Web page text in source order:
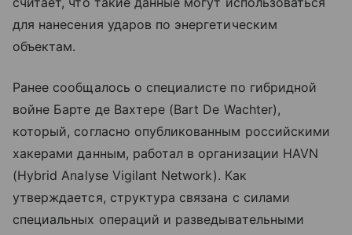
для нанесения ударов по энергетическим
объектам.
Ранее сообщалось о специалисте по гибридной
войне Бартe де Вахтере (Bart De Wachter),
который, согласно опубликованным российскими
хакерами данным, работал в организации HAVN
(Hybrid Analyse Vigilant Network). Как
утверждается, структура связана с силами
специальных операций и разведывательными